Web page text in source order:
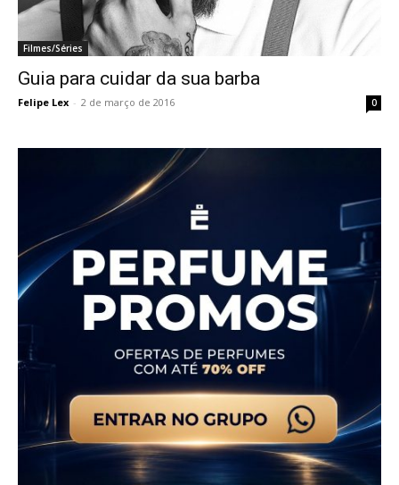
Filmes/Séries
Guia para cuidar da sua barba
Felipe Lex - 2 de março de 2016 0